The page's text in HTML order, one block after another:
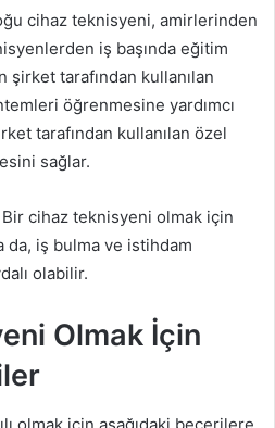
cihaz teknisyeni, amirlerinden
iş başında eğitim
şirket tarafından kullanılan
öğrenmesine yardımcı
tarafından kullanılan özel
sağlar.
Bir cihaz teknisyeni olmak için
iş bulma ve istihdam
olabilir.
Olmak İçin